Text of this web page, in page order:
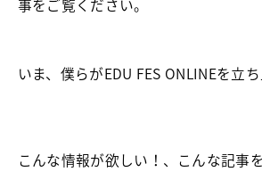
事をご覧ください。
いま、僕らがEDU FES ONLINEを立
こんな情報が欲しい！、こんな記事